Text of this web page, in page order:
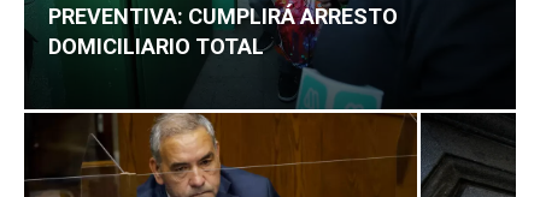
PREVENTIVA: CUMPLIRÁ ARRESTO
DOMICILIARIO TOTAL